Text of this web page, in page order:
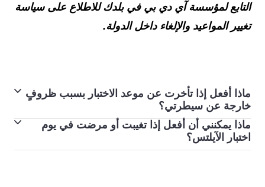
التابع لمؤسسة آي دي بي في بلدك للاطلاع على سياسة
تغيير المواعيد والإلغاء داخل الدولة.
ماذا أفعل إذا تأخرت عن موعد الاختبار بسبب ظروفٍ
خارجة عن سيطرتي؟
إذا واجهتك صعوبة في يوم الاختبار، فيُرجى إبلاغ مركز الاختبار
على الفور. قد يقدم لك اختبارًا في تاريخ الاختبار المتاح التالي.
ماذا يمكنني أن أفعل إذا تغيبت أو مرضت في يوم
اختبار الآيلتس؟